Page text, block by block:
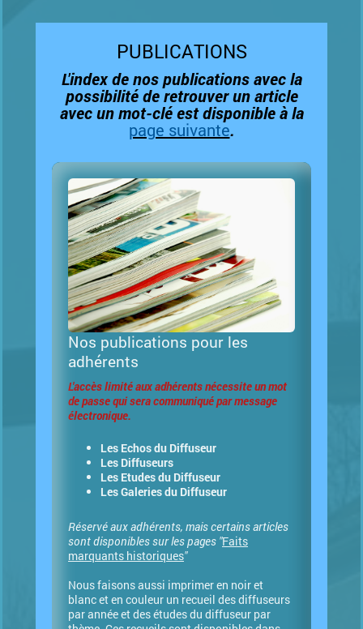
PUBLICATIONS
L'index de nos publications avec la
possibilité de retrouver un article
avec un mot-clé est disponible à la
page suivante.
Nos publications pour les
adhérents
L'accès limité aux adhérents nécessite un mot
de passe qui sera communiqué par message
électronique.
Les Echos du Diffuseur
Les Diffuseurs
Les Etudes du Diffuseur
Les Galeries du Diffuseur
Réservé aux adhérents, mais certains articles
sont disponibles sur les pages "Faits
marquants historiques"
Nous faisons aussi imprimer en noir et
blancet en couleur un recueil des diffuseurs
par année et des études du diffuseur par